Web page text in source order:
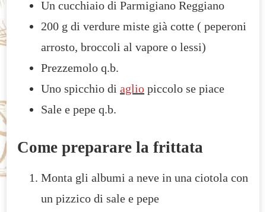
Un cucchiaio di Parmigiano Reggiano
200 g di verdure miste già cotte ( peperoni
arrosto, broccoli al vapore o lessi)
Prezzemolo q.b.
Uno spicchio di aglio piccolo se piace
Sale e pepe q.b.
Come preparare la frittata
Monta gli albumi a neve in una ciotola con
un pizzico di sale e pepe